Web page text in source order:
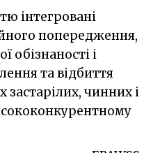
інтегровані
попередження,
обізнаності і
та відбиття
застарілих, чинних і